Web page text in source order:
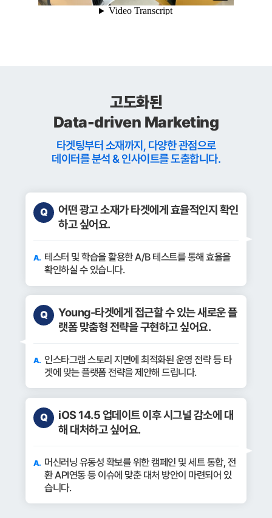
고도화된
Data-driven Marketing
타겟팅부터 소재까지, 다양한 관점으로
데이터를 분석 & 인사이트를 도출합니다.
어떤 광고 소재가 타겟에게 효율적인지 확인
하고 싶어요.
테스터 및 학습을 활용한 A/B 테스트를 통해 효율을
확인하실 수 있습니다.
Young-타겟에게 접근할 수 있는 새로운 플
랫폼 맞춤형 전략을 구현하고 싶어요.
인스타그램 스토리 지면에 최적화된 운영 전략 등 타
겟에 맞는 플랫폼 전략을 제안해 드립니다.
iOS 14.5 업데이트 이후 시그널 감소에 대
해 대처하고 싶어요.
머신러닝 유동성 확보를 위한 캠페인 및 세트 통합, 전
환 API연동 등 이슈에 맞춘 대처 방안이 마련되어 있
습니다.